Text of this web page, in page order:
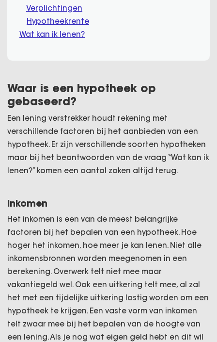
Verplichtingen
Hypotheekrente
Wat kan ik lenen?
Waar is een hypotheek op
gebaseerd?
Een lening verstrekker houdt rekening met
verschillende factoren bij het aanbieden van een
hypotheek. Er zijn verschillende soorten hypotheken
maar bij het beantwoorden van de vraag “Wat kan ik
lenen?” komen een aantal zaken altijd terug.
Inkomen
Het inkomen is een van de meest belangrijke
factoren bij het bepalen van een hypotheek. Hoe
hoger het inkomen, hoe meer je kan lenen. Niet alle
inkomensbronnen worden meegenomen in een
berekening. Overwerk telt niet mee maar
vakantiegeld wel. Ook een uitkering telt mee, al zal
het met een tijdelijke uitkering lastig worden om een
hypotheek te krijgen. Een vaste vorm van inkomen
telt zwaar mee bij het bepalen van de hoogte van
een lening. Als je nog wat eigen geld hebt en dit wil